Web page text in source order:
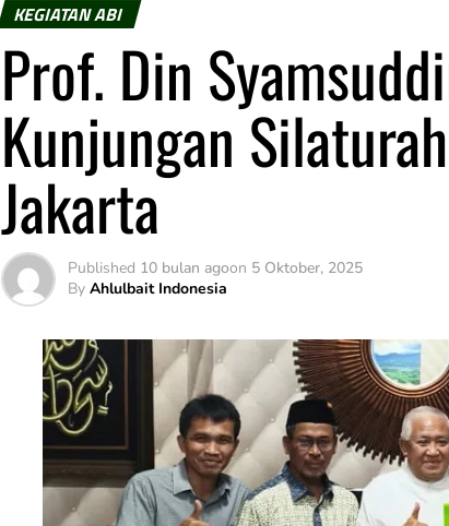
KEGIATAN ABI
Prof. Din
Kunjungan
Jakarta
Published 10 bulan agoon 5 Oktober, 2025
By Ahlulbait Indonesia